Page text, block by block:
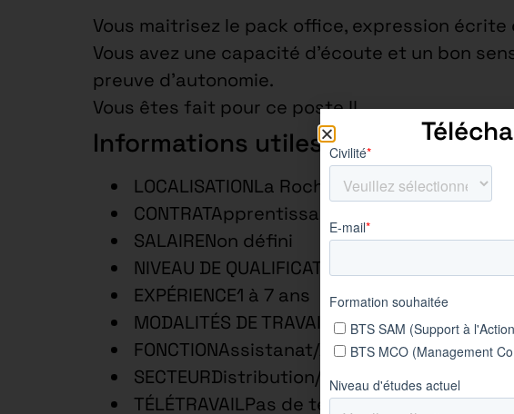
Vous maitrisez le pack office, expression
Vous avez une capacité d’écoute et un bon
preuve d’autonomie.
Vous êtes fait pour ce poste !!
Informations utiles
LOCALISATIONLa Rochette – 77, France –
CONTRATApprentissage – 2 ans
SALAIRENon défini
NIVEAU DE QUALIFICATIONEmployé/
EXPÉRIENCE1 à 7 ans
MODALITÉS DE TRAVAILTemps complet
FONCTIONAssistanat/Adm.ventes/Accueil
SECTEURDistribution/Commerce de gros
TÉLÉTRAVAILPas de télétravail